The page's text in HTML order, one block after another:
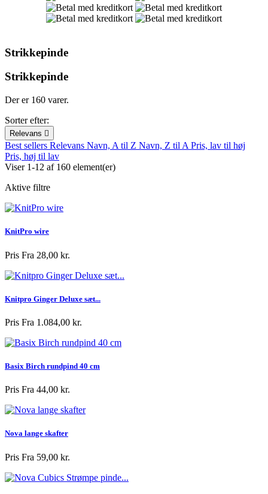
Strikkepinde
Strikkepinde
Der er 160 varer.
Sorter efter:
Relevans 
Best sellers Relevans Navn, A til Z Navn, Z til A Pris, lav til høj
Pris, høj til lav
Viser 1-12 af 160 element(er)
Aktive filtre
KnitPro wire
Pris Fra 28,00 kr.
Knitpro Ginger Deluxe sæt...
Pris Fra 1.084,00 kr.
Basix Birch rundpind 40 cm
Pris Fra 44,00 kr.
Nova lange skafter
Pris Fra 59,00 kr.